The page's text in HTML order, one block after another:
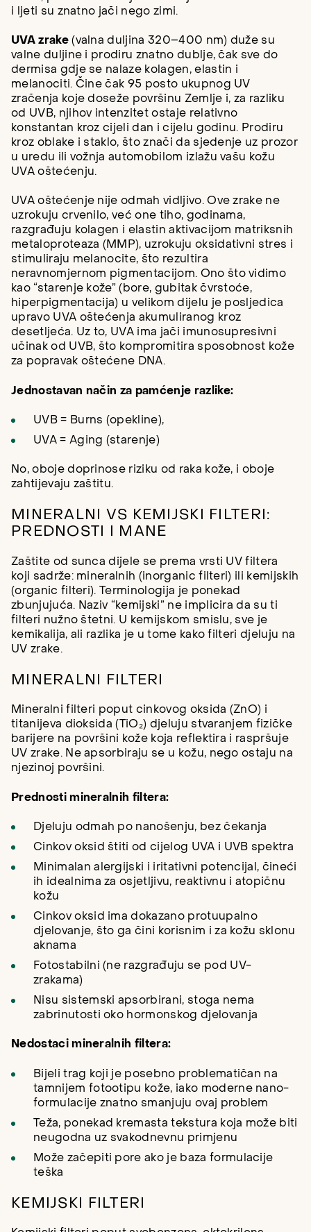
i ljeti su znatno jači nego zimi.
UVA zrake(valna duljina 320–400 nm) duže su
valne duljine i prodiru znatno dublje, čak sve do
dermisa gdje se nalaze kolagen, elastin i
melanociti. Čine čak 95 posto ukupnog UV
zračenja koje doseže površinu Zemlje i, za razliku
od UVB, njihov intenzitet ostaje relativno
konstantan kroz cijeli dan i cijelu godinu. Prodiru
kroz oblake i staklo, što znači da sjedenje uz prozor
u uredu ili vožnja automobilom izlažu vašu kožu
UVA oštećenju.
UVA oštećenje nije odmah vidljivo. Ove zrake ne
uzrokuju crvenilo, već one tiho, godinama,
razgrađuju kolagen i elastin aktivacijom matriksnih
metaloproteaza (MMP), uzrokuju oksidativni stres i
stimuliraju melanocite, što rezultira
neravnomjernom pigmentacijom. Ono što vidimo
kao “starenje kože” (bore, gubitak čvrstoće,
hiperpigmentacija) u velikom dijelu je posljedica
upravo UVA oštećenja akumuliranog kroz
desetljeća. Uz to, UVA ima jači imunosupresivni
učinak od UVB, što kompromitira sposobnost kože
za popravak oštećene DNA.
Jednostavan način za pamćenje razlike:
UVB = Burns (opekline),
UVA = Aging (starenje)
No, oboje doprinose riziku od raka kože, i oboje
zahtijevaju zaštitu.
MINERALNI VS KEMIJSKI FILTERI:
PREDNOSTI I MANE
Zaštite od sunca dijele se prema vrsti UV filtera
koji sadrže: mineralnih (inorganic filteri) ili kemijskih
(organic filteri). Terminologija je ponekad
zbunjujuća. Naziv “kemijski” ne implicira da su ti
filteri nužno štetni. U kemijskom smislu, sve je
kemikalija, ali razlika je u tome kako filteri djeluju na
UV zrake.
MINERALNI FILTERI
Mineralni filteri poput cinkovog oksida (ZnO) i
titanijeva dioksida (TiO₂) djeluju stvaranjem fizičke
barijere na površini kože koja reflektira i raspršuje
UV zrake. Ne apsorbiraju se u kožu, nego ostaju na
njezinoj površini.
Prednosti mineralnih filtera:
Djeluju odmah po nanošenju, bez čekanja
Cinkov oksid štiti od cijelog UVA i UVB spektra
Minimalan alergijski i iritativni potencijal, čineći
ih idealnima za osjetljivu, reaktivnu i atopičnu
kožu
Cinkov oksid ima dokazano protuupalno
djelovanje, što ga čini korisnim i za kožu sklonu
aknama
Fotostabilni (ne razgrađuju se pod UV-
zrakama)
Nisu sistemski apsorbirani, stoga nema
zabrinutosti oko hormonskog djelovanja
Nedostaci mineralnih filtera:
Bijeli trag koji je posebno problematičan na
tamnijem fotootipu kože, iako moderne nano-
formulacije znatno smanjuju ovaj problem
Teža, ponekad kremasta tekstura koja može biti
neugodna uz svakodnevnu primjenu
Može začepiti pore ako je baza formulacije
teška
KEMIJSKI FILTERI